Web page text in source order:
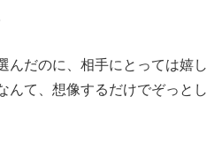
んだのに、相手にとっては嬉し
んて、想像するだけでぞっとし